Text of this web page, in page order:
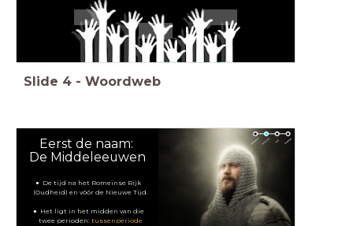
Slide 4 - Woordweb
Eerst de naam:
De Middeleeuwen
De tijd na het Romeinse Rijk
(Oudheid) en vóór de Nieuwe Tijd.
Het ligt in het midden van die
twee perioden:tussenperiode